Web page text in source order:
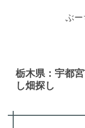
ぶー
栃木県：宇都
し畑探し